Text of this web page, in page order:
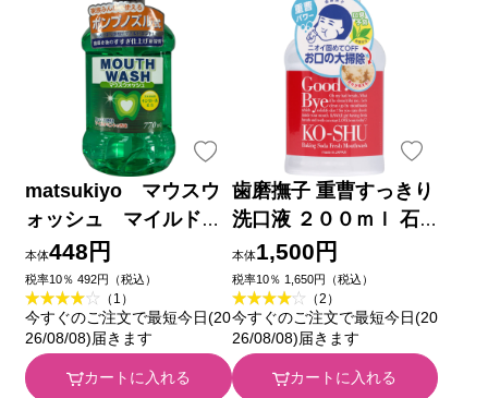
matsukiyo マウスウ
ォッシュ マイルドミ
ント ７７０ｍｌ スマ
ートサプライ
本体448円
税率10％ 492円（税込）
（1）
今すぐのご注文で最短今日(20
26/08/08)届きます
カートに入れる
歯磨撫子 重曹すっきり
洗口液 ２００ｍｌ 石
澤研究所
本体1,500円
税率10％ 1,650円（税込）
（2）
今すぐのご注文で最短今日(20
26/08/08)届きます
カートに入れる